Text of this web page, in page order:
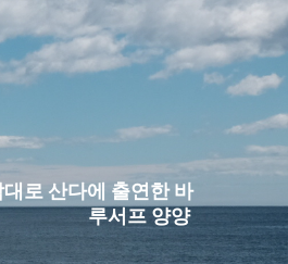
로 산다에 출연한 바
루서프 양양